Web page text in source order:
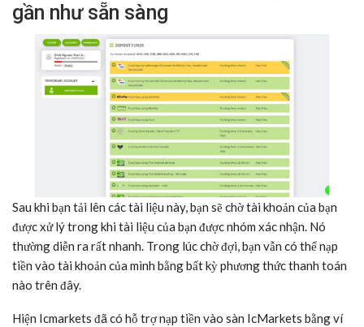
gần như sẵn sàng
Sau khi bạn tải lên các tài liệu này, bạn sẽ chờ tài khoản của bạn
được xử lý trong khi tài liệu của bạn được nhóm xác nhận. Nó
thường diễn ra rất nhanh. Trong lúc chờ đợi, bạn vẫn có thể nạp
tiền vào tài khoản của mình bằng bất kỳ phương thức thanh toán
nào trên đây.
Hiện Icmarkets đã có hỗ trợ nạp tiền vào sàn IcMarkets bằng ví